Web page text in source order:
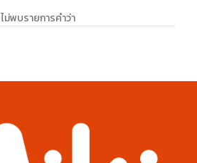
ไม่พบรายการคำว่า